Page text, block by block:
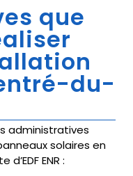
que
du-
administratives
solaires en
ENR :